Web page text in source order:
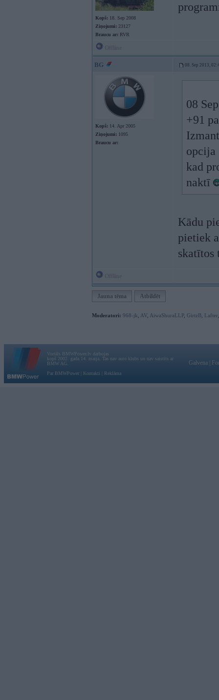
Kopš: 18. Sep 2008
Ziņojumi: 23127
Braucu ar: RVR
BG 08. Sep 2013,
Kopš: 14. Apr 2005
Ziņojumi: 1095
Braucu ar:
08
+91
opcija
kad
naktī
Kādu
pietiek
skatītos
Jauna tēma Atbildēt
Moderatori: 968-jk AV AiwaShuraLLP, GirtzB Lafter
Vortāls BMWPower.lv darbojas
kopš 2002. gada 14. maija. Tas nav auto klubs un nav saistīts ar
BMW AG.
Par BMWPower
Kontakti Reklāma
Galvena